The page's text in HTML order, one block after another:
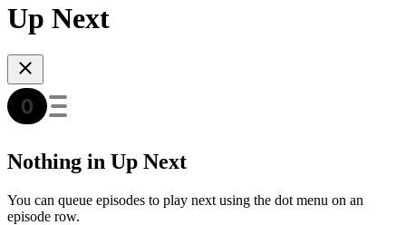
Up Next
Nothing in Up Next
You can queue episodes to play next using the dot menu on an
episode row.